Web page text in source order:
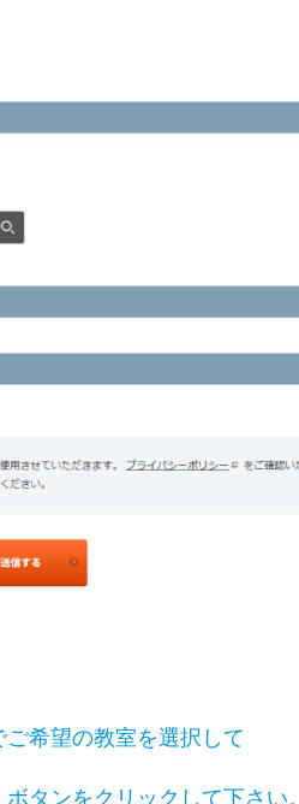
希望の教室を選択して
タンをクリックして下さい。